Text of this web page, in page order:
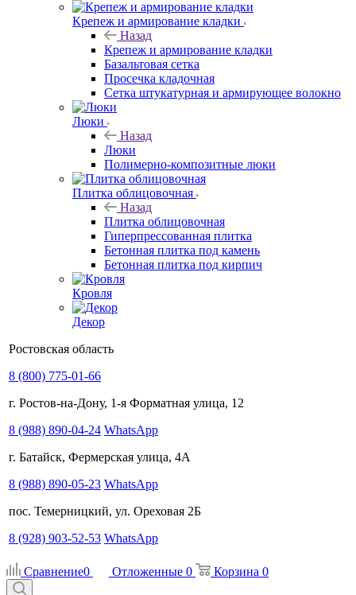
Крепеж и армирование кладки
Назад
Крепеж и армирование кладки
Базальтовая сетка
Просечка кладочная
Сетка штукатурная и армирующее волокно
Люки
Назад
Люки
Полимерно-композитные люки
Плитка облицовочная
Назад
Плитка облицовочная
Гиперпрессованная плитка
Бетонная плитка под камень
Бетонная плитка под кирпич
Кровля
Декор
Ростовская область
8 (800) 775-01-66
г. Ростов-на-Дону, 1-я Форматная улица, 12
8 (988) 890-04-24 WhatsApp
г. Батайск, Фермерская улица, 4А
8 (988) 890-05-23 WhatsApp
пос. Темерницкий, ул. Ореховая 2Б
8 (928) 903-52-53 WhatsApp
Сравнение0 Отложенные 0 Корзина 0